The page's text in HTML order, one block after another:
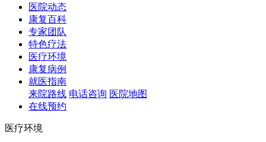
医院动态
康复百科
专家团队
特色疗法
医疗环境
康复病例
就医指南
来院路线 电话咨询 医院地图
在线预约
医疗环境